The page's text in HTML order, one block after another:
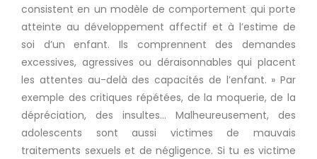
consistent en un modèle de comportement qui porte
atteinte au développement affectif et à l’estime de
soi d’un enfant. Ils comprennent des demandes
excessives, agressives ou déraisonnables qui placent
les attentes au-delà des capacités de l’enfant. » Par
exemple des critiques répétées, de la moquerie, de la
dépréciation, des insultes… Malheureusement, des
adolescents sont aussi victimes de mauvais
traitements sexuels et de négligence. Si tu es victime